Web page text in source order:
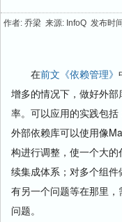
作者: 乔梁 来源: InfoQ 发布时
在前文《依赖管理》
增多的情况下，做好外
率。可以应用的实践包括
外部依赖库可以使用像
构进行调整，使一个大
续集成体系；对多个组
有另一个问题等在那里
问题。